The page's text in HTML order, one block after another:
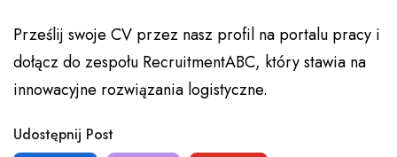
Prześlij swoje CV przez nasz profil na portalu pracy i
dołącz do zespołu RecruitmentABC, który stawia na
innowacyjne rozwiązania logistyczne.
Udostępnij Post